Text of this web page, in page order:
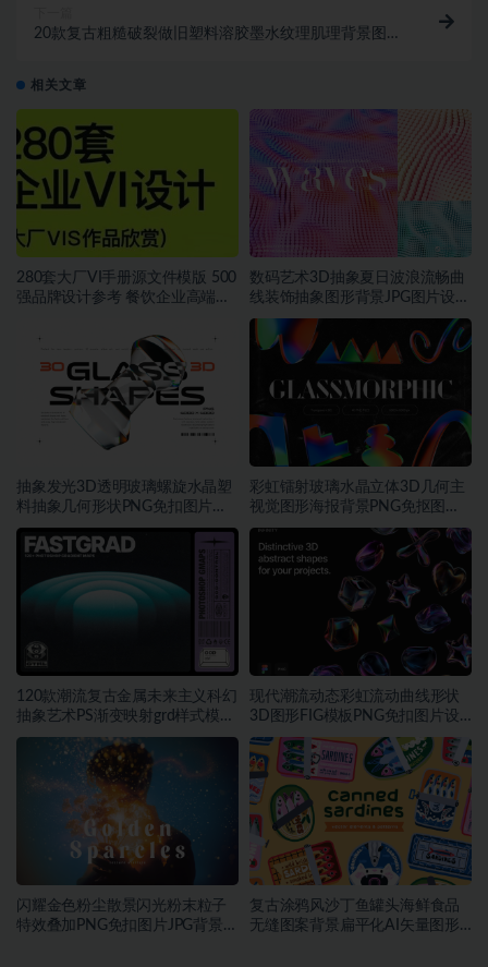
20款复古粗糙破裂做旧塑料溶胶墨水纹理肌理背景图片
相关文章
280套大厂VI手册源文件模版 500
强品牌设计参考 餐饮企业高端矢
数码艺术3D抽象夏日波浪流畅曲
线装饰抽象图形背景JPG图片设计
素材
抽象发光3D透明玻璃螺旋水晶塑
料抽象几何形状PNG免扣图片设
计素材
彩虹镭射玻璃水晶立体3D几何主
视觉图形海报背景PNG免抠图片
素材
120款潮流复古金属未来主义科幻
抽象艺术PS渐变映射grd样式模板
素材
现代潮流动态彩虹流动曲线形状
3D图形FIG模板PNG免扣图片设
计素材
闪耀金色粉尘散景闪光粉末粒子
特效叠加PNG免扣图片JPG背景素
复古涂鸦风沙丁鱼罐头海鲜食品
无缝图案背景扁平化AI矢量图形